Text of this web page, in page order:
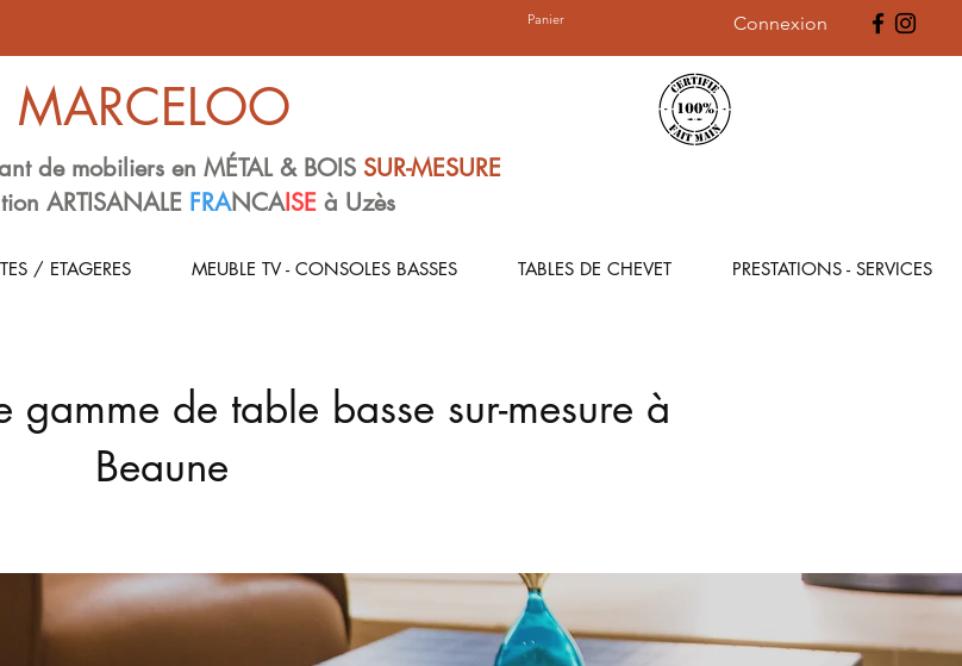
Panier Connexion
MARCELOO
de mobiliers en MÉTAL & BOIS SUR-MESURE
ARTISANALE FRANCAISE à Uzès
/ ETAGERES MEUBLE TV - CONSOLES BASSES TABLES DE CHEVET PRESTATIONS - SERVICES
gamme de table basse sur-mesure à
Beaune